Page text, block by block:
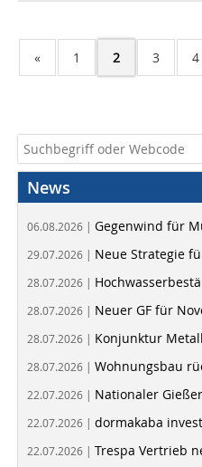
« 1 2 3 4
News
06.08.2026 | Gegenwind für
29.07.2026 | Neue Strategie
28.07.2026 |
28.07.2026 | Neuer GF für
28.07.2026 | Konjunktur
28.07.2026 | Wohnungsbau
22.07.2026 | Nationaler
22.07.2026 | dormakaba
22.07.2026 | Trespa Vertrieb